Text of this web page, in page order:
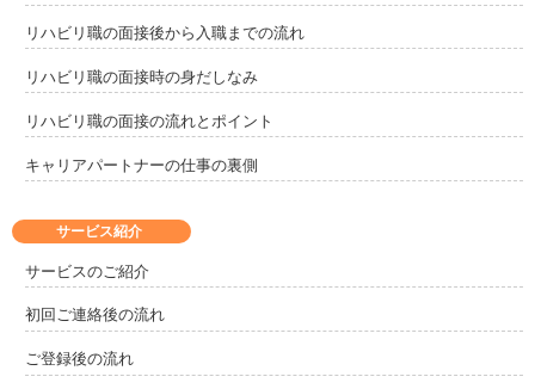
サービス紹介
サービスのご紹介
初回ご連絡後の流れ
ご登録後の流れ
リハビリ職の面接後から入職までの流れ
リハビリ職の面接時の身だしなみ
リハビリ職の面接の流れとポイント
キャリアパートナーの仕事の裏側